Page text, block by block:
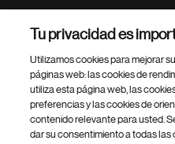
Footer Site Search
Tu privacidad es
Utilizamos cookies para mejorar
páginas web: las cookies de
utiliza esta página web, las
preferencias y las cookies de
contenido relevante para usted.
dar su consentimiento a todas las